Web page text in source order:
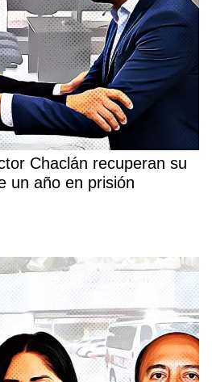
Chaclán recuperan su
un año en prisión